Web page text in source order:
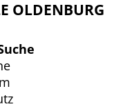
OLDENBURG
OLDENBURG